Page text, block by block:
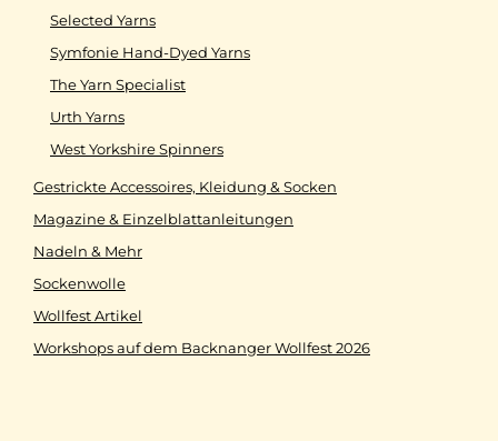
Selected Yarns
Symfonie Hand-Dyed Yarns
The Yarn Specialist
Urth Yarns
West Yorkshire Spinners
Gestrickte Accessoires, Kleidung & Socken
Magazine & Einzelblattanleitungen
Nadeln & Mehr
Sockenwolle
Wollfest Artikel
Workshops auf dem Backnanger Wollfest 2026